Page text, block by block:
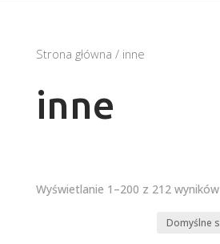
Strona główna / inne
inne
Wyświetlanie 1–200 z 212 wyników